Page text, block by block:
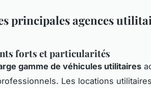
principales agences
forts et particularités
gamme de véhicules utilitaires
Les locations utilitaires